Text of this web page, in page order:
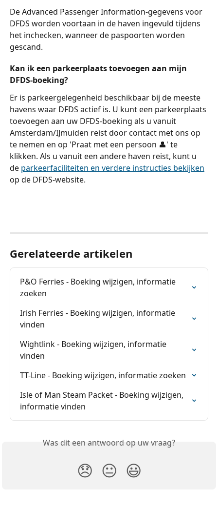
De Advanced Passenger Information-gegevens voor
DFDS worden voortaan in de haven ingevuld tijdens
het inchecken, wanneer de paspoorten worden
gescand.
Kan ik een parkeerplaats toevoegen aan mijn
DFDS-boeking?
Er is parkeergelegenheid beschikbaar bij de meeste
havens waar DFDS actief is. U kunt een parkeerplaats
toevoegen aan uw DFDS-boeking als u vanuit
Amsterdam/IJmuiden reist door contact met ons op
te nemen en op 'Praat met een persoon 👤' te
klikken. Als u vanuit een andere haven reist, kunt u
de parkeerfaciliteiten en verdere instructies bekijken
op de DFDS-website.
Gerelateerde artikelen
P&O Ferries - Boeking wijzigen, informatie
zoeken
Irish Ferries - Boeking wijzigen, informatie
vinden
Wightlink - Boeking wijzigen, informatie
vinden
TT-Line - Boeking wijzigen, informatie zoeken
Isle of Man Steam Packet - Boeking wijzigen,
informatie vinden
Was dit een antwoord op uw vraag?
😞 😐 😃